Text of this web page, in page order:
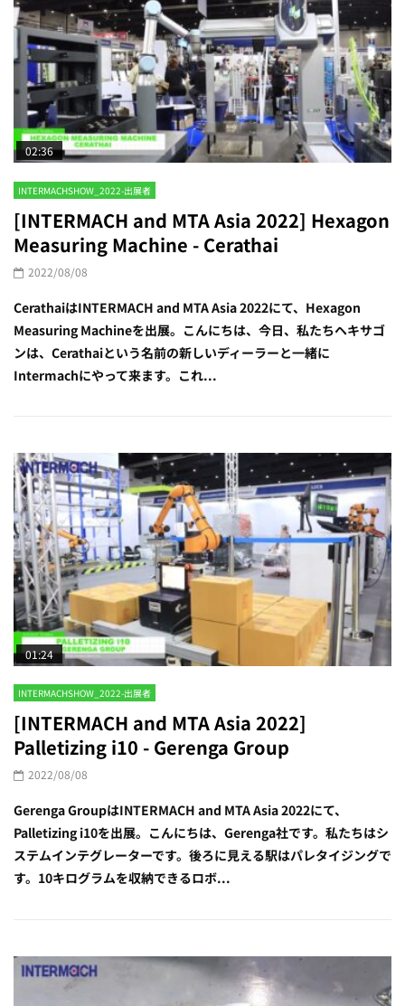
02:36
INTERMACHSHOW_2022-出展者
[INTERMACH and MTA Asia 2022] Hexagon
Measuring Machine - Cerathai
2022/08/08
CerathaiはINTERMACH and MTA Asia 2022にて、Hexagon
Measuring Machineを出展。こんにちは、今日、私たちヘキサゴ
ンは、Cerathaiという名前の新しいディーラーと一緒に
Intermachにやって来ます。これ...
01:24
INTERMACHSHOW_2022-出展者
[INTERMACH and MTA Asia 2022]
Palletizing i10 - Gerenga Group
2022/08/08
Gerenga GroupはINTERMACH and MTA Asia 2022にて、
Palletizing i10を出展。こんにちは、Gerenga社です。私たちはシ
ステムインテグレーターです。後ろに見える駅はパレタイジングで
す。10キログラムを収納できるロボ...